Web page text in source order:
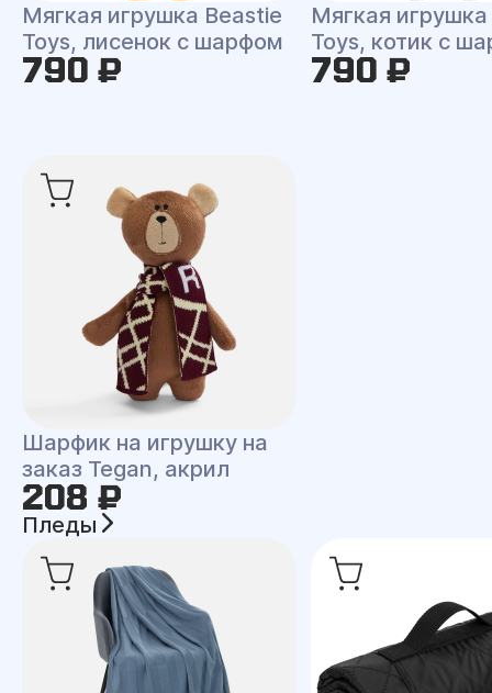
Мягкая игрушка Beastie
Toys, лисенок с шарфом
790 ₽
Мягкая
Toys, котик с
790 ₽
Шарфик на игрушку на
заказ Tegan, акрил
208 ₽
Пледы